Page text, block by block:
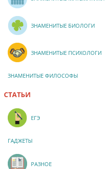
ЗНАМЕНИТЫЕ БИОЛОГИ
ЗНАМЕНИТЫЕ ПСИХОЛОГИ
ЗНАМЕНИТЫЕ ФИЛОСОФЫ
СТАТЬИ
ЕГЭ
ГАДЖЕТЫ
РАЗНОЕ